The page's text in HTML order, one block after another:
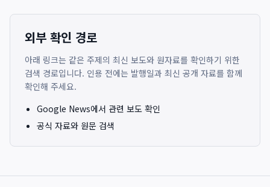
외부 확인 경로
아래 링크는 같은 주제의 최신 보도와 원자료를 확인하기 위한
검색 경로입니다. 인용 전에는 발행일과 최신 공개 자료를 함께
확인해 주세요.
Google News에서 관련 보도 확인
공식 자료와 원문 검색